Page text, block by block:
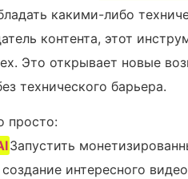
какими-либо
контента, этот
Это открывает новые
технического барьера.
просто:
Запустить
интересного